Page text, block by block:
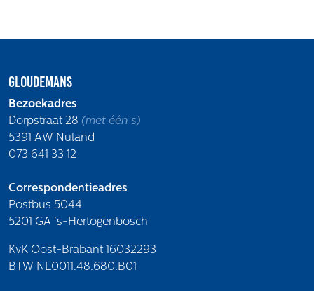
Gloudemans
Bezoekadres
Dorpstraat 28 (met één s)
5391 AW Nuland
073 641 33 12
Correspondentieadres
Postbus 5044
5201 GA 's-Hertogenbosch
KvK Oost-Brabant 16032293
BTW NL0011.48.680.B01